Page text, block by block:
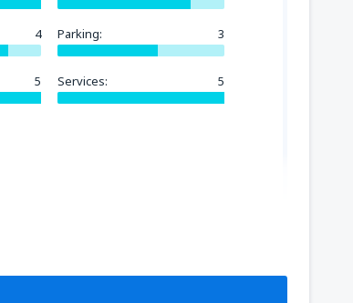
4 Parking: 3
5 Services: 5